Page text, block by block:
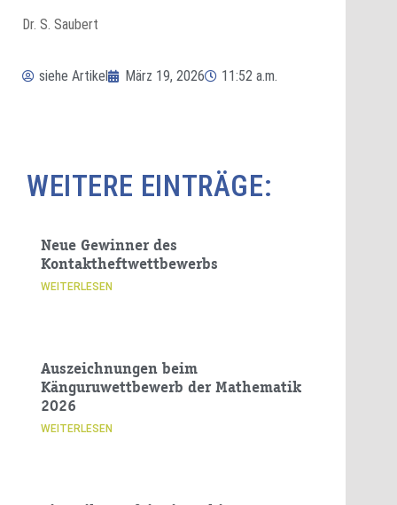
Dr. S. Saubert
siehe Artikel März 19, 2026 11:52 a.m.
WEITERE EINTRÄGE:
Neue Gewinner des
Kontaktheftwettbewerbs
WEITERLESEN
Auszeichnungen beim
Känguruwettbewerb der Mathematik
2026
WEITERLESEN